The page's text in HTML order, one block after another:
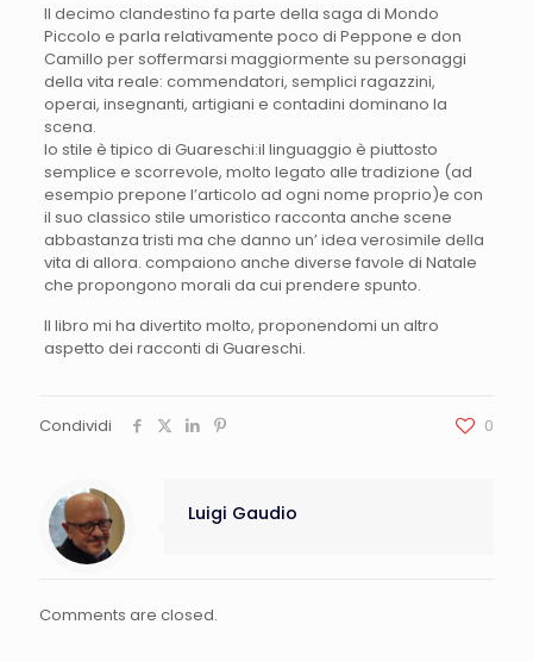
Il decimo clandestino fa parte della saga di Mondo
Piccolo e parla relativamente poco di Peppone e don
Camillo per soffermarsi maggiormente su personaggi
della vita reale: commendatori, semplici ragazzini,
operai, insegnanti, artigiani e contadini dominano la
scena.
lo stile è tipico di Guareschi:il linguaggio è piuttosto
semplice e scorrevole, molto legato alle tradizione (ad
esempio prepone l’articolo ad ogni nome proprio)e con
il suo classico stile umoristico racconta anche scene
abbastanza tristi ma che danno un’ idea verosimile della
vita di allora. compaiono anche diverse favole di Natale
che propongono morali da cui prendere spunto.
Il libro mi ha divertito molto, proponendomi un altro
aspetto dei racconti di Guareschi.
Condividi 0
Luigi Gaudio
Comments are closed.